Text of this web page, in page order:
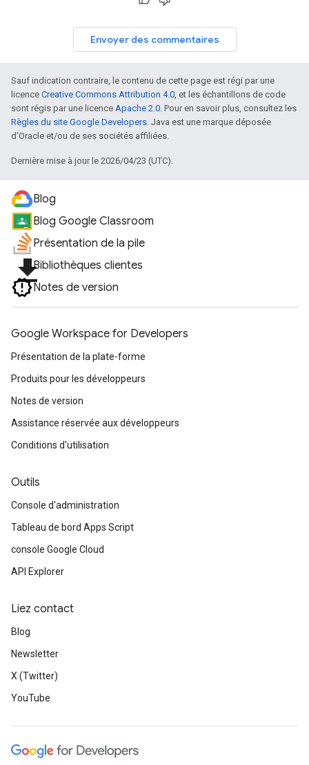
Envoyer des commentaires
Sauf indication contraire, le contenu de cette page est régi par une
licence Creative Commons Attribution 4.0 , et les échantillons de code
sont régis par une licence Apache 2.0 . Pour en savoir plus, consultez les
Règles du site Google Developers . Java est une marque déposée
d'Oracle et/ou de ses sociétés affiliées.
Dernière mise à jour le 2026/04/23 (UTC).
Blog
Blog Google Classroom
Présentation de la pile
file_downloadBibliothèques clientes
Notes de version
Google Workspace for Developers
Présentation de la plate-forme
Produits pour les développeurs
Notes de version
Assistance réservée aux développeurs
Conditions d'utilisation
Outils
Console d'administration
Tableau de bord Apps Script
console Google Cloud
API Explorer
Liez contact
Blog
Newsletter
X (Twitter)
YouTube